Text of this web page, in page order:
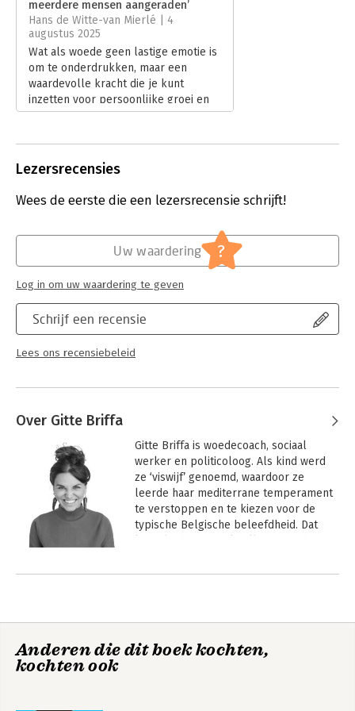
Hoofdrubriek: Persoonlijke effectiviteit
meerdere mensen aangeraden’
Hans de Witte-van Mierlé | 4
augustus 2025
Wat als woede geen lastige emotie is
om te onderdrukken, maar een
waardevolle kracht die je kunt
inzetten voor persoonlijke groei en
maatschappelijke verandering? In
hoe we anders kunnen kijken naar
boosheid. In zijn recensie deelt Hans
maar waarderende blik op het boek.
Lezersrecensies
Wees de eerste die een lezersrecensie schrijft!
Schrijf een recensie
Lees ons recensiebeleid
Uw waardering ?
Log in om uw waardering te geven
Over Gitte Briffa
Gitte Briffa is woedecoach, sociaal
werker en politicoloog. Als kind werd
ze ‘viswijf’ genoemd, waardoor ze
leerde haar mediterrane temperament
te verstoppen en te kiezen voor de
typische Belgische beleefdheid. Dat
expressie. Met haar boek, lezingen en
behoeften en emoties serieus te
kleur te bekennen, triggers te
Anderen die dit boek kochten,
kochten ook